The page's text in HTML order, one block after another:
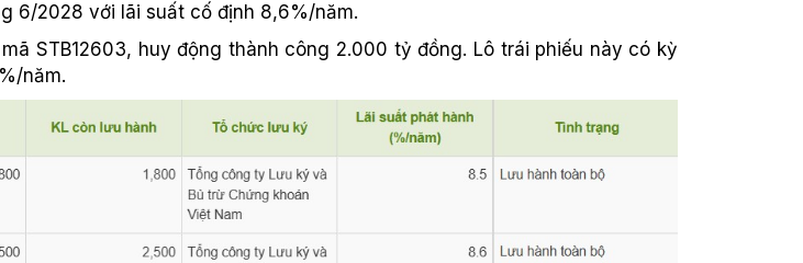
6/2028 với lãi suất cố định 8,6%/năm.
STB12603, huy động thành công 2.000 tỷ đồng. Lô trái phiếu này có kỳ
năm.